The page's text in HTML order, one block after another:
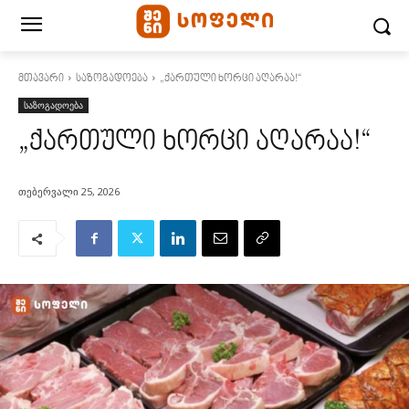
მთავარი საზოგადოება „ქართული ხორცი აღარაა!“
საზოგადოება
„ქართული ხორცი აღარაა!“
თებერვალი 25, 2026